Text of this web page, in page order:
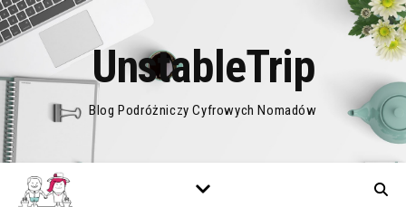
UnstableTrip
Blog Podróżniczy Cyfrowych Nomadów